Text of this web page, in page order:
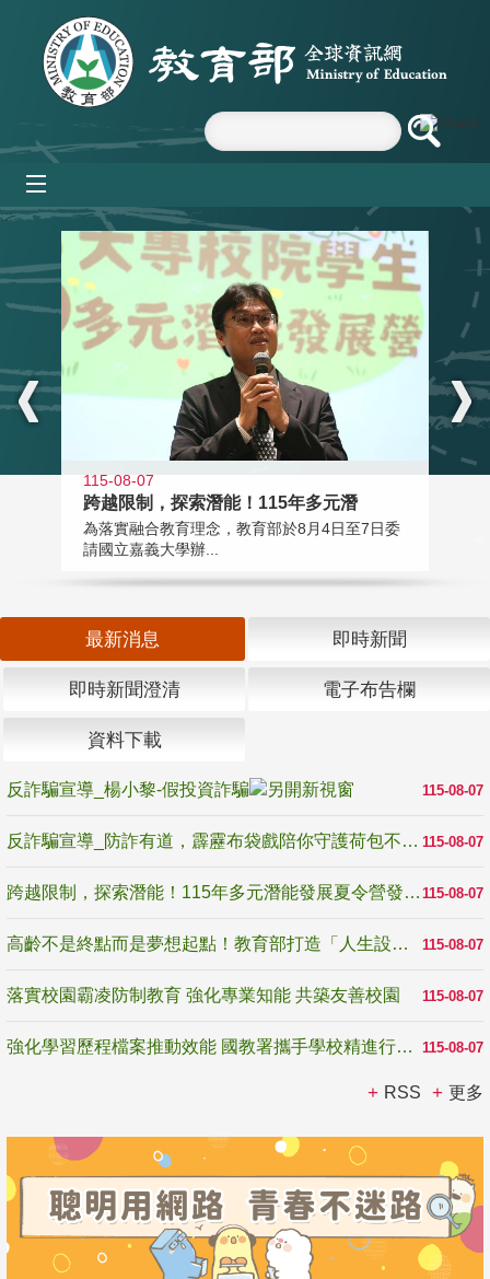
跳到主要內容區塊
:::
115-08-07
跨越限制，探索潛能！115年多元潛
為落實融合教育理念，教育部於8月4日至7日委
請國立嘉義大學辦...
最新消息 即時新聞
即時新聞澄清 電子布告欄
資料下載
115-08-07
反詐騙宣導_楊小黎-假投資詐騙
115-08-07
反詐騙宣導_防詐有道，霹靂布袋戲陪你守護荷包不受騙
115-08-07
跨越限制，探索潛能！115年多元潛能發展夏令營發掘生命無限可能
115-08-07
高齡不是終點而是夢想起點！教育部打造「人生設計夢工場」 參展第3屆高齡健康產業博覽會
115-08-07
落實校園霸凌防制教育 強化專業知能 共築友善校園
115-08-07
強化學習歷程檔案推動效能 國教署攜手學校精進行政與教學支持
RSS 更多